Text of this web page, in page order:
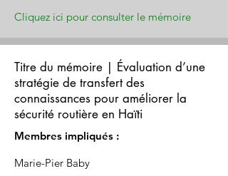
Cliquez ici pour consulter le mémoire
Titre du mémoire | Évaluation d’une
stratégie de transfert des
connaissances pour améliorer la
sécurité routière en Haïti
Membres impliqués :
Marie-Pier Baby